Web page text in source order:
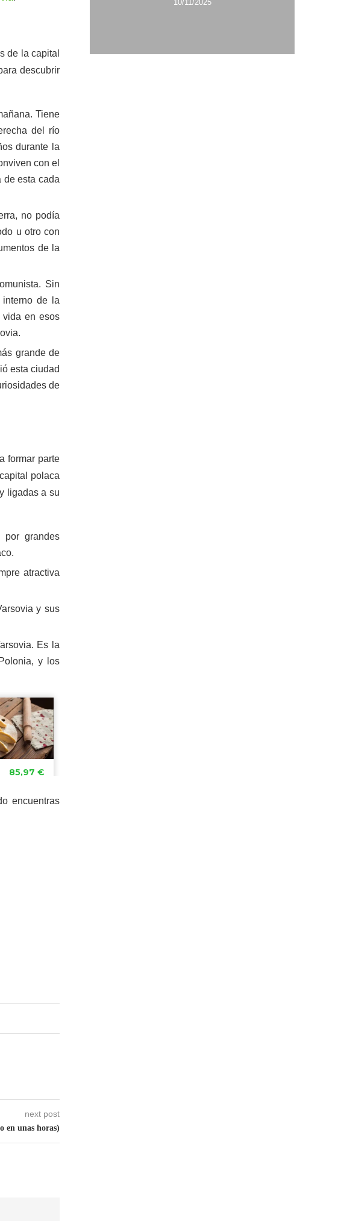
de la capital
descubrir
Tiene
del río
durante la
con el
de esta cada
no podía
u otro con
de la
Sin
interno de la
vida en esos
grande de
esta ciudad
de
formar parte
polaca
ligadas a su
por grandes
atractiva
y sus
Es la
y los
encuentras
next post
en unas horas)
10/11/2025